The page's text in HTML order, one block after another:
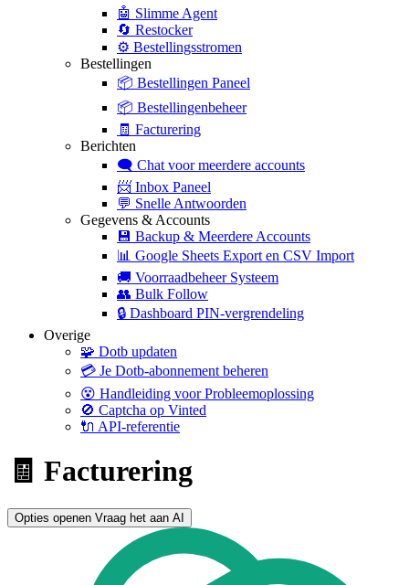
🤖 Slimme Agent
🔄 Restocker
⚙️ Bestellingsstromen
Bestellingen
📦 Bestellingen Paneel
📦 Bestellingenbeheer
🧾 Facturering
Berichten
🗨️ Chat voor meerdere accounts
📨 Inbox Paneel
💬 Snelle Antwoorden
Gegevens & Accounts
💾 Backup & Meerdere Accounts
📊 Google Sheets Export en CSV Import
🚚 Voorraadbeheer Systeem
👥 Bulk Follow
🔒 Dashboard PIN-vergrendeling
Overige
🧩 Dotb updaten
💳 Je Dotb-abonnement beheren
😵 Handleiding voor Probleemoplossing
🚫 Captcha op Vinted
🔌 API-referentie
🧾 Facturering
Opties openen Vraag het aan AI